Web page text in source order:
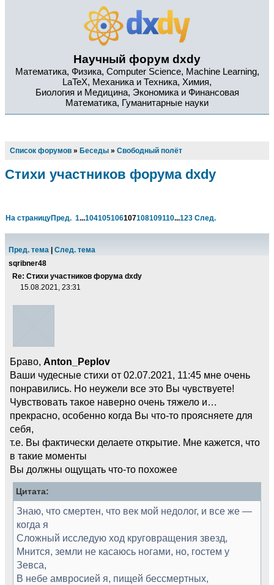
Научный форум dxdy
Математика, Физика, Computer Science, Machine Learning,
LaTeX, Механика и Техника, Химия,
Биология и Медицина, Экономика и Финансовая
Математика, Гуманитарные науки
Список форумов » Беседы » Свободный полёт
Стихи участников форума dxdy
На страницуПред. 1...104105106107108109110...123 След.
Пред. тема
След. тема
sqribner48
Re: Стихи участников форума dxdy
15.08.2021, 23:31
Браво, Anton_Peplov
Ваши чудесные стихи от 02.07.2021, 11:45 мне очень
понравились. Но неужели все это Вы чувствуете!
Чувствовать такое наверно очень тяжело и…
прекрасно, особенно когда Вы что-то проясняете для
себя,
т.е. Вы фактически делаете открытие. Мне кажется, что
в такие моменты
Вы должны ощущать что-то похожее
Цитата:
Знаю, что смертен, что век мой недолог, и все же —
когда я
Сложный исследую ход круговращения звезд,
Мнится, земли не касаюсь ногами, но, гостем у
Зевса,
В небе амвросией я, пищей бессмертных,